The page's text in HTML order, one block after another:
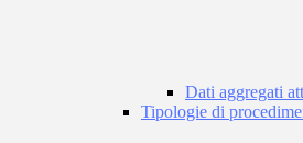
Dati aggregati
Tipologie di